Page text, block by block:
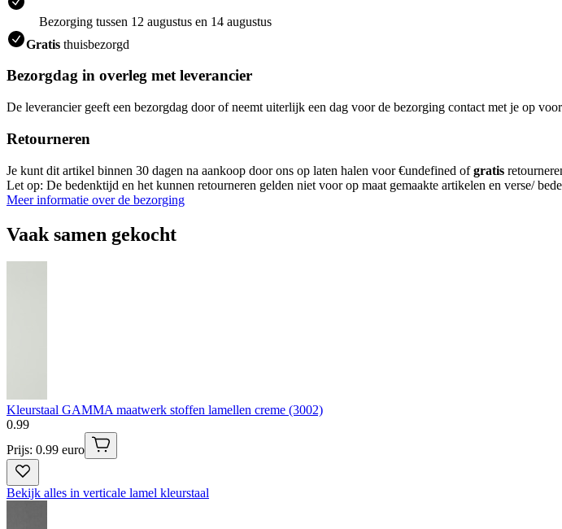
Bezorging tussen 12 augustus en 14 augustus
Gratis thuisbezorgd
Bezorgdag in overleg met leverancier
De leverancier geeft een bezorgdag door of neemt uiterlijk een dag voor de bezorging contact met je op
Retourneren
Je kunt dit artikel binnen 30 dagen na aankoop door ons op laten halen voor €undefined ofgratis
Let op: De bedenktijd en het kunnen retourneren gelden niet voor op maat gemaakte artikelen en verse/
Meer informatie over de bezorging
Vaak samen gekocht
Kleurstaal GAMMA maatwerk stoffen lamellen creme (3002)
0.99
Prijs: 0.99 euro
Bekijk alles in verticale lamel kleurstaal